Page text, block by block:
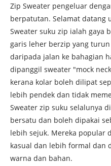
Zip Sweater pengeluar
berpatutan. Selamat datang
Sweater suku zip ialah gaya
garis leher berzip yang
daripada jalan ke bahagian
dipanggil sweater "mock
kerana kolar boleh dilipat
lebih pendek dan tidak
Sweater zip suku selalunya
bersatu dan boleh dipakai
lebih sejuk. Mereka popular
kasual dan lebih formal dan
warna dan bahan.